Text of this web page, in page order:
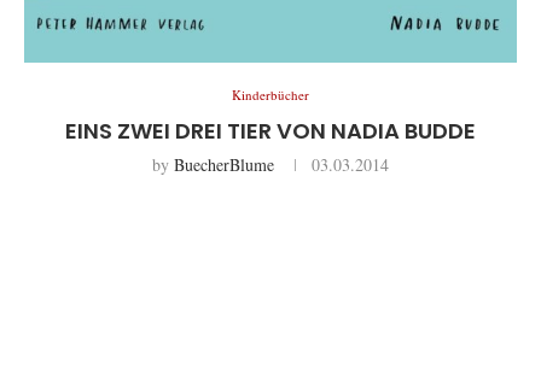
Kinderbücher
EINS ZWEI DREI TIER VON NADIA BUDDE
by BuecherBlume 03.03.2014